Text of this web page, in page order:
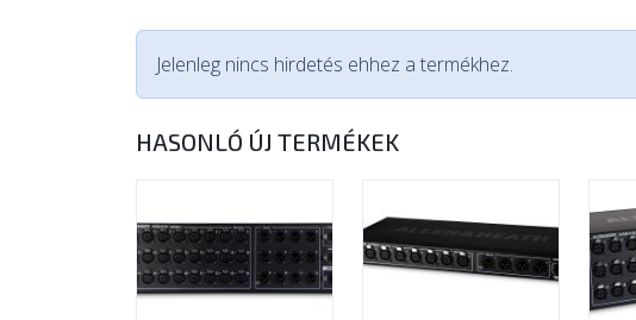
Jelenleg nincs hirdetés ehhez a termékhez.
HASONLÓ ÚJ TERMÉKEK